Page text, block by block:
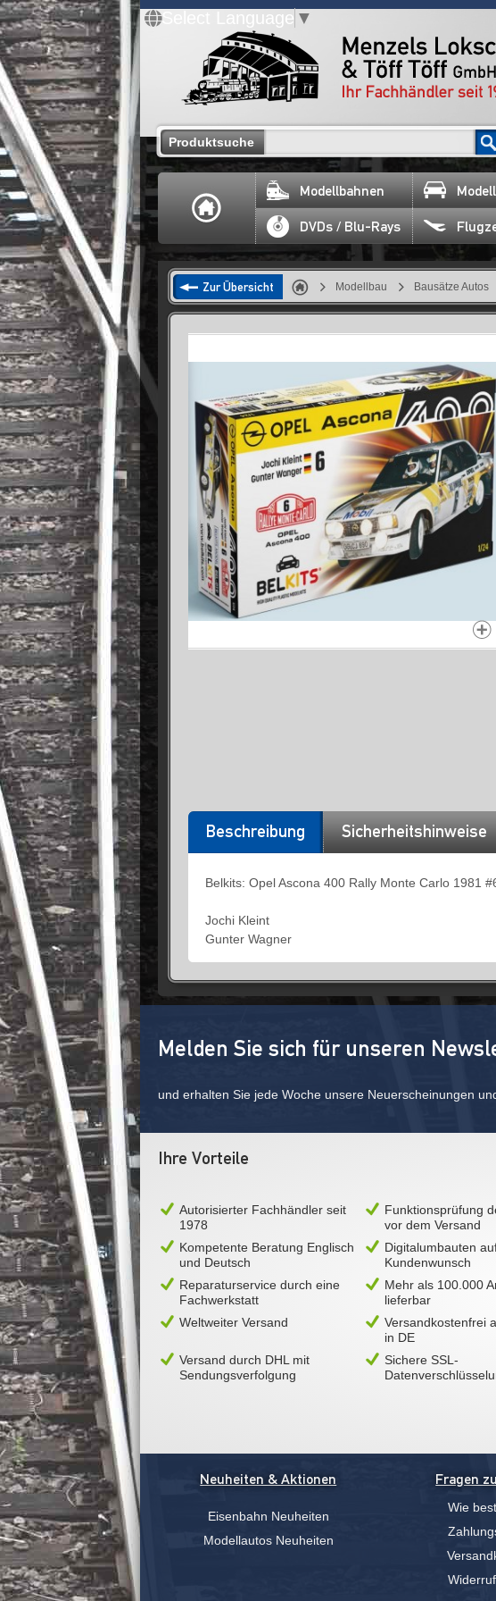
Select Language ▼
Produktsuche
Modellbahnen
DVDs / Blu-Rays
Zur Übersicht Modellbau Bausätze Autos
Beschreibung Sicherheitshinweise
Belkits: Opel Ascona 400 Rally Monte Carlo 1981
Jochi Kleint
Gunter Wagner
Melden Sie sich für unseren
und erhalten Sie jede Woche unsere Neuerscheinungen
Ihre Vorteile
Autorisierter Fachhändler seit
1978
Funktionsprüfung
vor dem Versand
Kompetente Beratung Englisch
und Deutsch
Digitalumbauten
Kundenwunsch
Reparaturservice durch eine
Fachwerkstatt
Mehr als 100.000
lieferbar
Weltweiter Versand
Versandkostenfrei
in DE
Versand durch DHL mit
Sendungsverfolgung
Sichere SSL-
Neuheiten & Aktionen
Eisenbahn Neuheiten
Modellautos Neuheiten
Fragen
Wie